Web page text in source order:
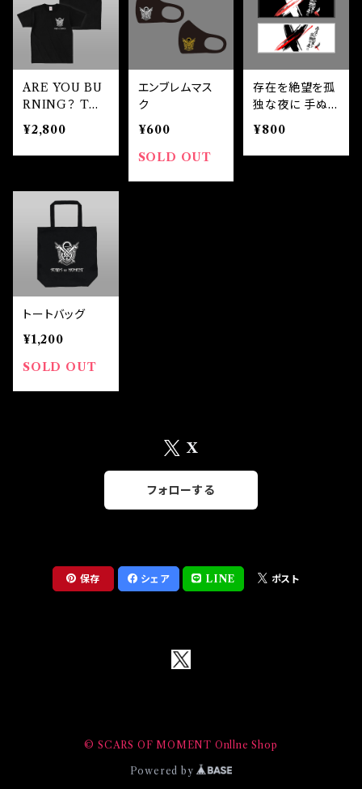
ARE YOU BU
RNING？ Tシ
¥2,800
エンブレムマス
ク
¥600
SOLD OUT
存在を絶望を孤
独な夜に 手ぬぐ
¥800
トートバッグ
¥1,200
SOLD OUT
X
フォローする
保存 シェア LINE ポスト
© SCARS OF MOMENT Onllne Shop
Powered by